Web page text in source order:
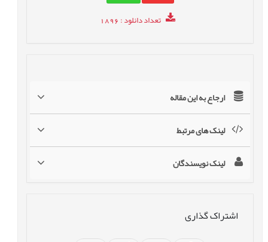
تعداد دانلود: 1896
ارجاع به این مقاله
لینک های مرتبط
لینک نویسندگان
اشتراک گذاری